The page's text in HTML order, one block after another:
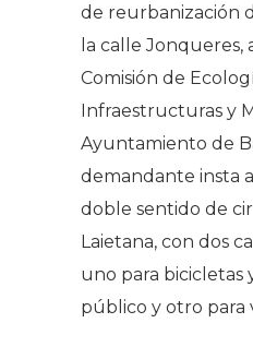
de reurbanización
la calle Jonqueres,
Comisión de
Infraestructuras y
Ayuntamiento de
demandante insta
doble sentido de
Laietana, con dos
uno para bicicletas
público y otro para